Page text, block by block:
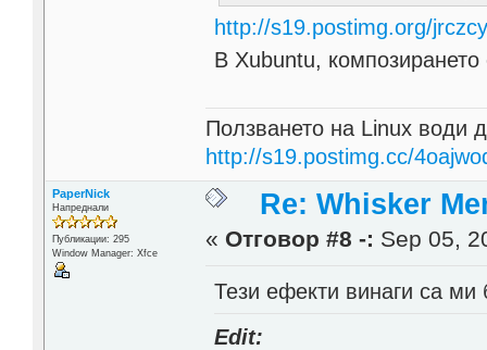
http://s19.postimg.org/
В Xubuntu,
Ползването на Linux води
http://s19.postimg.cc/
PaperNick
Напреднали
Публикации: 295
Window Manager: Xfce
Re: Whisker
« Отговор #8 -: Sep 05,
Тези ефекти винаги са
Edit: